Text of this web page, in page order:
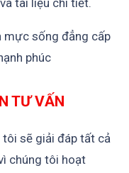
sống đẳng cấp
phúc
TƯ VẤN
tôi sẽ giải đáp tất cả
chúng tôi hoạt